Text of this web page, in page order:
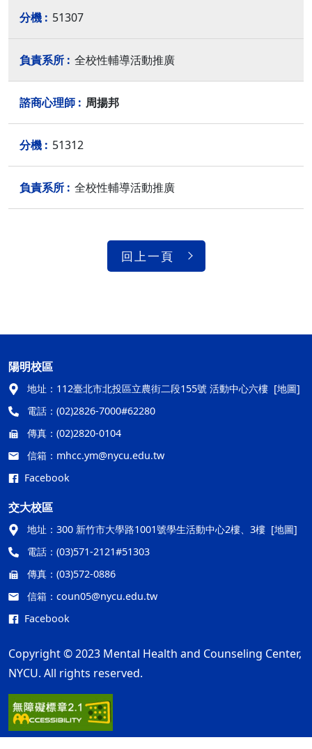
51307
全校性輔導活動推廣
周揚邦
51312
全校性輔導活動推廣
回上一頁
陽明校區
地址： 112臺北市北投區立農街二段155號 活動中心六樓 [地圖]
電話： (02)2826-7000#62280
傳真： (02)2820-0104
信箱： mhcc.ym@nycu.edu.tw
Facebook
交大校區
地址： 300 新竹市大學路1001號學生活動中心2樓、3樓 [地圖]
電話： (03)571-2121#51303
傳真： (03)572-0886
信箱： coun05@nycu.edu.tw
Facebook
Copyright © 2023 Mental Health and Counseling Center,
NYCU. All rights reserved.